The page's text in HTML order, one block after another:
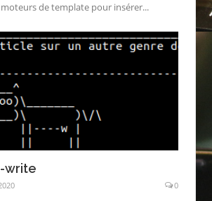
de template pour insérer...
write
0